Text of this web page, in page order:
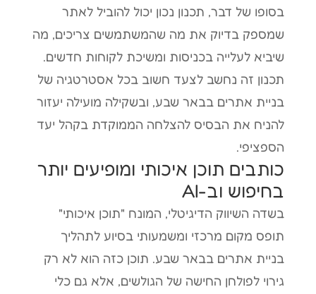
בסופו של דבר, תכנון נכון יכול להוביל לאתר
שמספק בדיוק את מה שהמשתמשים צריכים, מה
שיביא לעלייה בכניסות ומשיכת לקוחות חדשים.
תכנון זה נחשב לצעד חשוב בכל אסטרטגיה של
בניית אתרים בבאר שבע, ובשקילה מועילה יעזור
להניח את הבסיס להצלחה הממוקדת בקהל יעד
הספציפי.
כותבים תוכן איכותי ומופיעים יותר
בחיפוש וב-AI
בשדה השיווק הדיגיטלי, המונח "תוכן איכותי"
תופס מקום מרכזי ומשמעותי בסיוע לתהליך
בניית אתרים בבאר שבע. תוכן כזה הוא לא רק
גירוי לפולחן החישה של הגולשים, אלא גם כלי